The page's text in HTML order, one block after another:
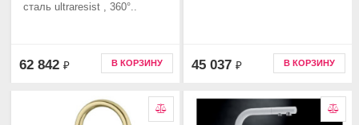
сталь ultraresist , 360°..
62 842 ₽ В КОРЗИНУ 45 037 ₽ В КОРЗИНУ